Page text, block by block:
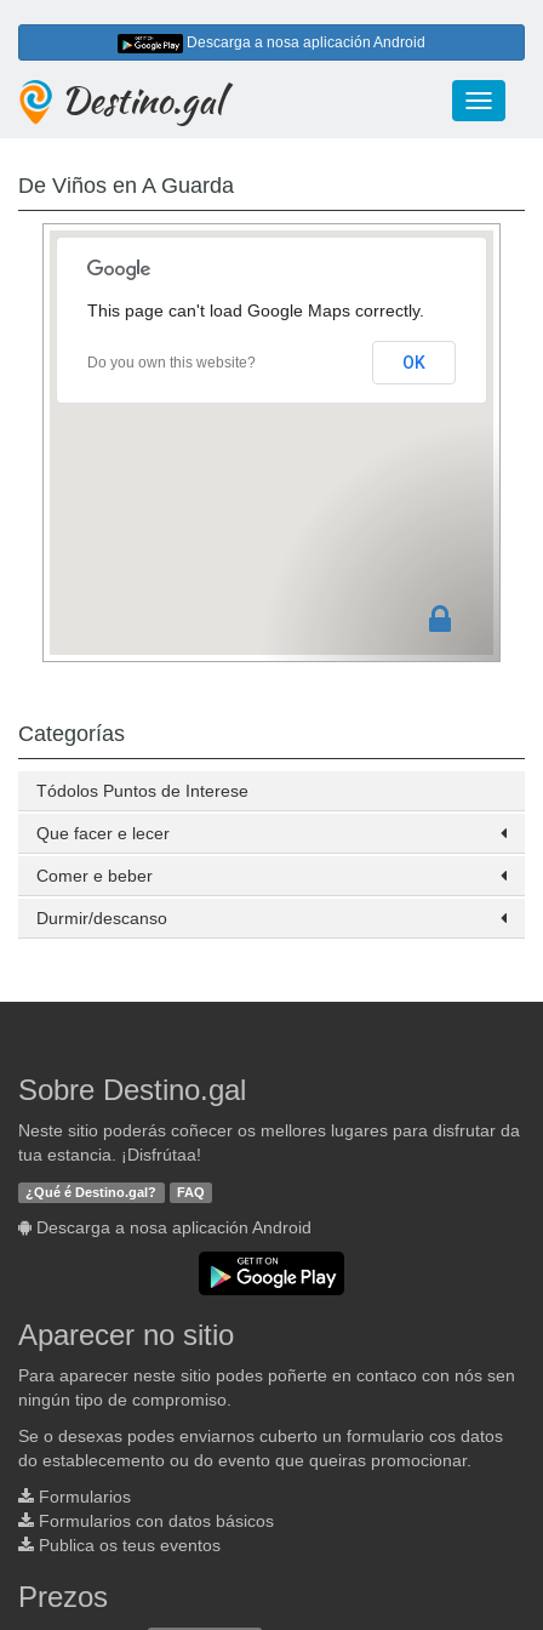
Descarga a nosa aplicación Android
Toggle
Destino.gal
De Viños en A Guarda
This page can't load Google Maps correctly.
Do you own this website? OK
Categorías
Tódolos Puntos de Interese
Que facer e lecer
Comer e beber
Durmir/descanso
Sobre Destino.gal
Neste sitio poderás coñecer os mellores lugares para disfrutar da
tua estancia. ¡Disfrútaa!
¿Qué é Destino.gal? FAQ
Descarga a nosa aplicación Android
Aparecer no sitio
Para aparecer neste sitio podes poñerte en contaco con nós sen
ningún tipo de compromiso.
Se o desexas podes enviarnos cuberto un formulario cos datos
do establecemento ou do evento que queiras promocionar.
Formularios
Formularios con datos básicos
Publica os teus eventos
Prezos